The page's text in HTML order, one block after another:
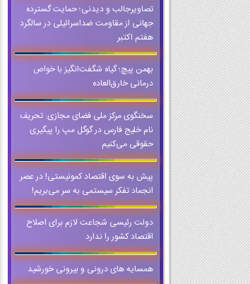
تصاویرجالب و دیدنی؛ حمایت گسترده
جهانی از مقاومت ضداسرائیلی در سالگرد
هفتم اکتبر
بهمن پیچ؛ گیاه شگفت‌انگیز با خواص
درمانی خارق‌العاده
سخنگوی مرکز ملی فضای مجازی: تحریف
نام خلیج فارس در گوگل مپ را پیگیری
حقوقی می‌کنیم
پیش به سوی اقتصاد کمونیستی! در عصر
انجماد تفکر سیستمی به سر می‌بریم!
دولت رئیسی شجاعت لازم برای اصلاح
اقتصاد کشور را ندارد
همسايه هاي دروني و بيروني خورشيد